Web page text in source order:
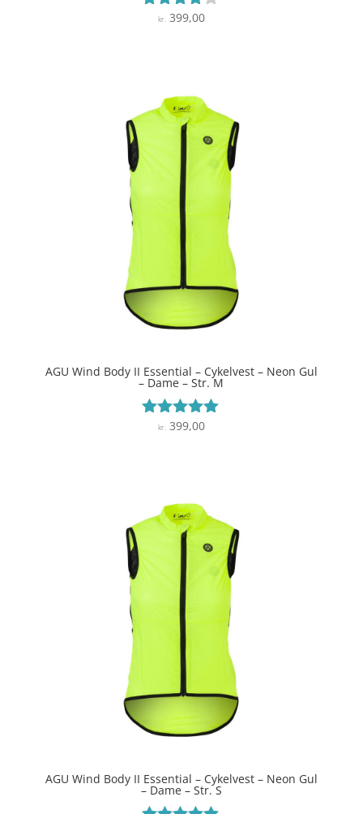
Vurderet
kr.399,00
AGU Wind Body II Essential – Cykelvest – Neon Gul
– Dame – Str. M
Vurderet
kr.399,00
AGU Wind Body II Essential – Cykelvest – Neon Gul
– Dame – Str. S